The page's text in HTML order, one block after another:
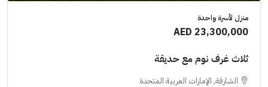
منزل لأسرة واحدة
AED 23,300,000
ثلاث غرف نوم مع حديقة
الشارقة, الإمارات العربية المتحدة